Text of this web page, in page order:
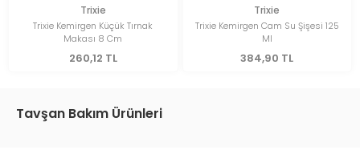
Trixie
Trixie Kemirgen Küçük Tırnak
Makası 8 Cm
260,12 TL
Trixie
Trixie Kemirgen Cam Su Şişesi 125
Ml
384,90 TL
Tavşan Bakım Ürünleri